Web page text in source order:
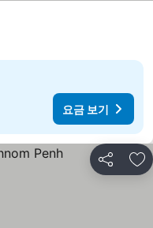
요금 보기
공유 즐